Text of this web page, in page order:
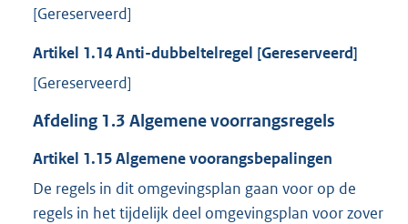
[Gereserveerd]
Artikel 1.14Anti-dubbeltelregel [Gereserveerd]
[Gereserveerd]
Afdeling 1.3 Algemene voorrangsregels
Artikel 1.15Algemene voorangsbepalingen
De regels in dit omgevingsplan gaan voor op de
regels in het tijdelijk deel omgevingsplan voor zover